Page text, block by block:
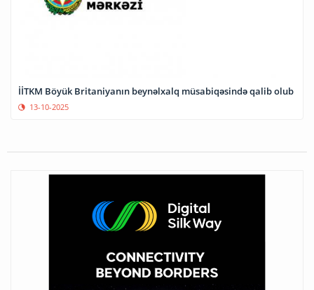
İİTKM Böyük Britaniyanın beynəlxalq müsabiqəsində qalib olub
13-10-2025